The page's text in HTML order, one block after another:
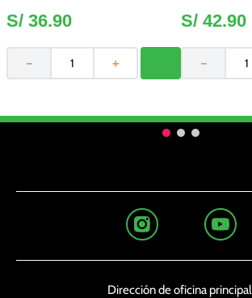
S/ 36.90
＋
－
S/ 42.90
－
Dirección de oficina